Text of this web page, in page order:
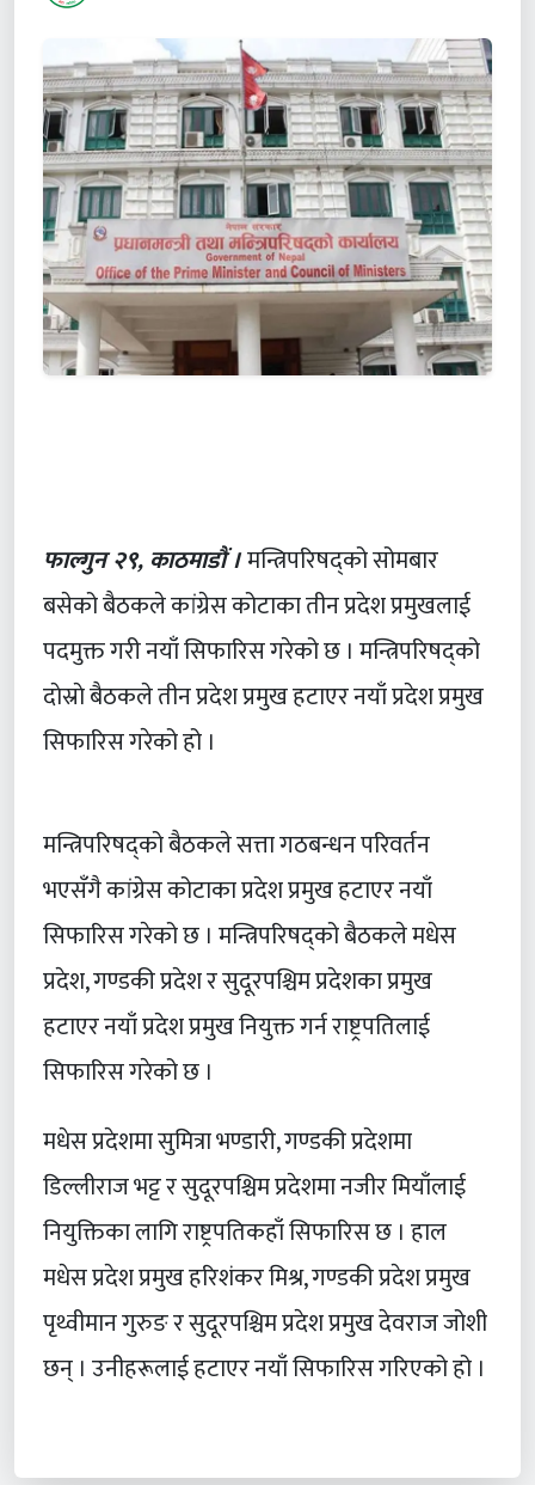
फाल्गुन २९, काठमाडौं ।मन्त्रिपरिषद्को सोमबार
बसेको बैठकले कांग्रेस कोटाका तीन प्रदेश प्रमुखलाई
पदमुक्त गरी नयाँ सिफारिस गरेको छ । मन्त्रिपरिषद्को
दाेस्राे बैठकले तीन प्रदेश प्रमुख हटाएर नयाँ प्रदेश प्रमुख
सिफारिस गरेको हो ।
मन्त्रिपरिषद्को बैठकले सत्ता गठबन्धन परिवर्तन
भएसँगै कांग्रेस कोटाका प्रदेश प्रमुख हटाएर नयाँ
सिफारिस गरेको छ । मन्त्रिपरिषद्को बैठकले मधेस
प्रदेश, गण्डकी प्रदेश र सुदूरपश्चिम प्रदेशका प्रमुख
हटाएर नयाँ प्रदेश प्रमुख नियुक्त गर्न राष्ट्रपतिलाई
सिफारिस गरेको छ ।
मधेस प्रदेशमा सुमित्रा भण्डारी, गण्डकी प्रदेशमा
डिल्लीराज भट्ट र सुदूरपश्चिम प्रदेशमा नजीर मियाँलाई
नियुक्तिका लागि राष्ट्रपतिकहाँ सिफारिस छ । हाल
मधेस प्रदेश प्रमुख हरिशंकर मिश्र, गण्डकी प्रदेश प्रमुख
पृथ्वीमान गुरुङ र सुदूरपश्चिम प्रदेश प्रमुख देवराज जोशी
छन् । उनीहरूलाई हटाएर नयाँ सिफारिस गरिएको हो ।